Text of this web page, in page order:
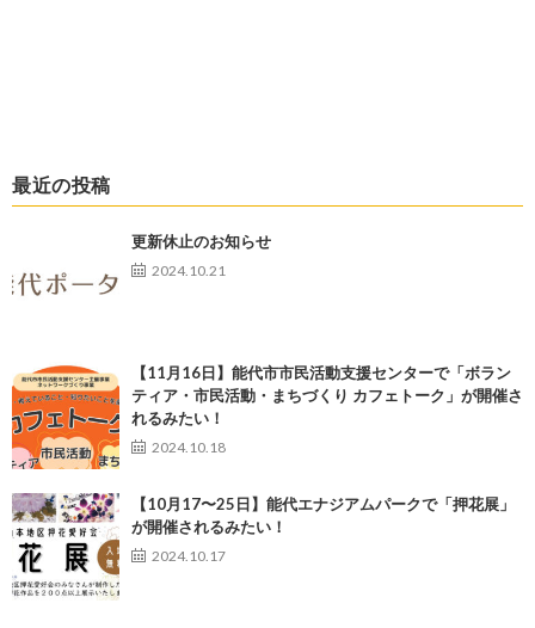
最近の投稿
更新休止のお知らせ
2024.10.21
【11月16日】能代市市民活動支援センターで「ボラン
ティア・市民活動・まちづくり カフェトーク」が開催さ
れるみたい！
2024.10.18
【10月17〜25日】能代エナジアムパークで「押花展」
が開催されるみたい！
2024.10.17